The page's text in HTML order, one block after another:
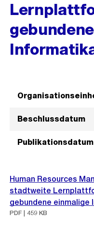
Beschlussdatum
Publikationsdatum
Human Resources
stadtweite
gebundene einmalige
PDF | 459 KB